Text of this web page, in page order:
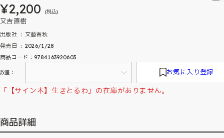
¥2,200 (税込)
又吉直樹
出版社 ‏ : ‎ 文藝春秋
発売日 ‏ : ‎ 2026/1/28
商品コード：9784163920603
数量： お気に入り登録
「【サイン本】生きとるわ」の在庫がありません。
商品詳細